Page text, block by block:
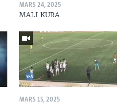
MARS 24, 2025
MALI KURA
MARS 15, 2025